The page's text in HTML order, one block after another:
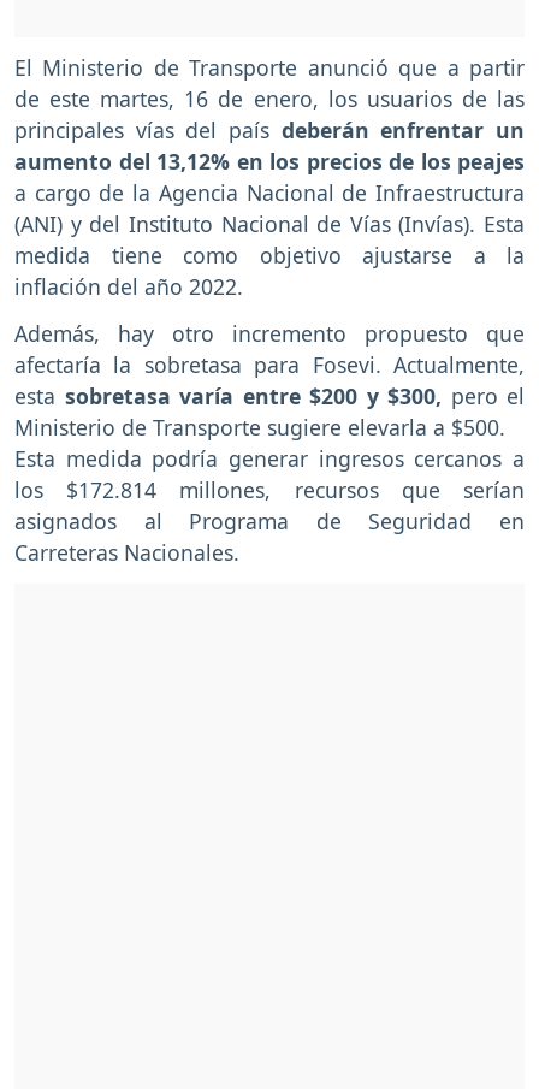
El Ministerio de Transporte anunció que a partir
de este martes, 16 de enero, los usuarios de las
principales vías del país deberán enfrentar un
aumento del 13,12% en los precios de los peajes
a cargo de la Agencia Nacional de Infraestructura
(ANI) y del Instituto Nacional de Vías (Invías). Esta
medida tiene como objetivo ajustarse a la
inflación del año 2022.
Además, hay otro incremento propuesto que
afectaría la sobretasa para Fosevi. Actualmente,
esta sobretasa varía entre $200 y $300, pero el
Ministerio de Transporte sugiere elevarla a $500.
Esta medida podría generar ingresos cercanos a
los $172.814 millones, recursos que serían
asignados al Programa de Seguridad en
Carreteras Nacionales.